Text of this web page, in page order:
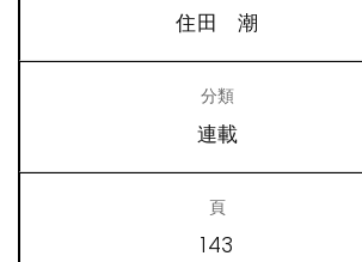
住田 潮
連載
143